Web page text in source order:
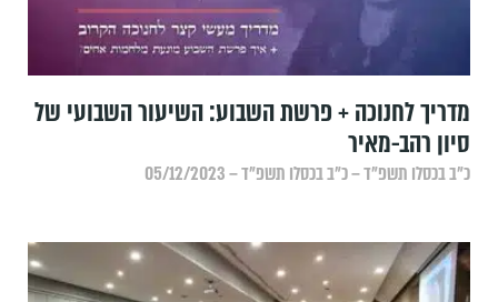
מדריך לחנוכה + פרשת השבוע: השיעור השבועי של
סיון רהב-מאיר
כ״ב בכסלו תשפ״ד – כ״ב בכסלו תשפ״ד – 05/12/2023